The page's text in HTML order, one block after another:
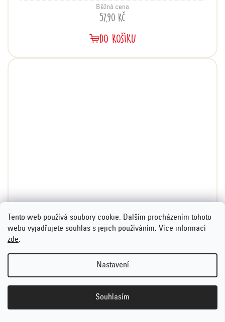
Tento web používá soubory cookie. Dalším procházením tohoto
webu vyjadřujete souhlas s jejich používáním. Více informací
zde.
Nastavení
Souhlasím
Běžná cena
57,90 Kč
DO KOŠÍKU
Kešu celé - pražené a nesolené, 500 g
219 Kč